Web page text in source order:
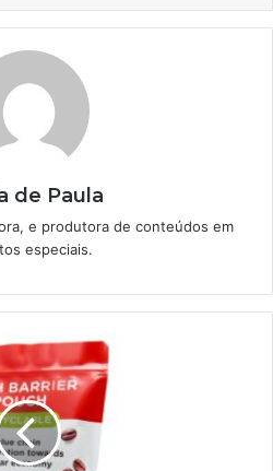
de Paula
e produtora de conteúdos em
especiais.